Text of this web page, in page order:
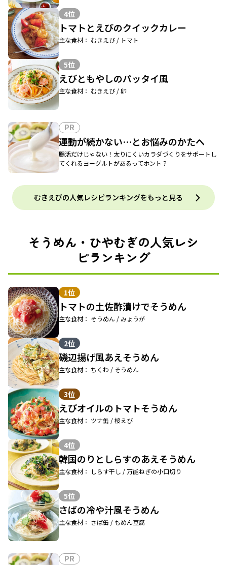
4位
トマトとえびのクイックカレー
主な食材： むきえび / トマト
5位
えびともやしのパッタイ風
主な食材： むきえび / 卵
PR
運動が続かない…とお悩みのかたへ
腸活だけじゃない！太りにくいカラダづくりをサポートし
てくれるヨーグルトがあるってホント？
むきえびの人気レシピランキングをもっと見る
そうめん・ひやむぎの人気レシ
ピランキング
1位
トマトの土佐酢漬けでそうめん
主な食材： そうめん / みょうが
2位
磯辺揚げ風あえそうめん
主な食材： ちくわ / そうめん
3位
えびオイルのトマトそうめん
主な食材： ツナ缶 / 桜えび
4位
韓国のりとしらすのあえそうめん
主な食材： しらす干し / 万能ねぎの小口切り
5位
さばの冷や汁風そうめん
主な食材： さば缶 / もめん豆腐
PR